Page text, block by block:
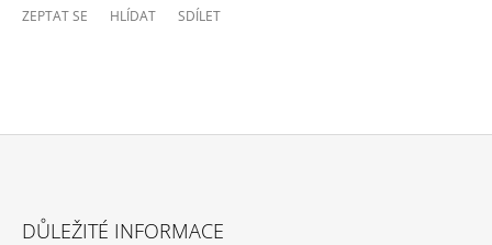
ZEPTAT SE HLÍDAT SDÍLET
DŮLEŽITÉ INFORMACE